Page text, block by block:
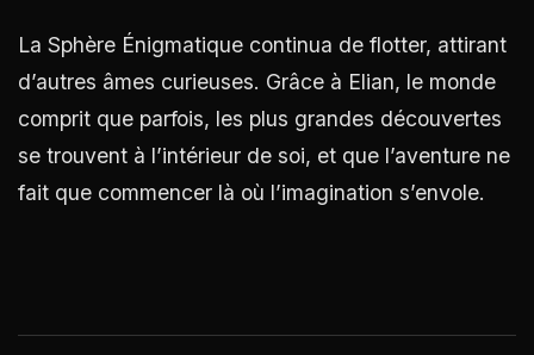
La Sphère Énigmatique continua de flotter, attirant
d’autres âmes curieuses. Grâce à Elian, le monde
comprit que parfois, les plus grandes découvertes
se trouvent à l’intérieur de soi, et que l’aventure ne
fait que commencer là où l’imagination s’envole.